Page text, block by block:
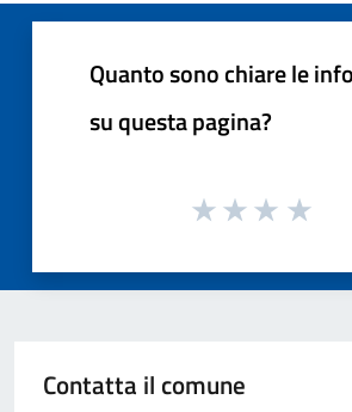
Quanto sono chiare le
su questa pagina?
Contatta il comune